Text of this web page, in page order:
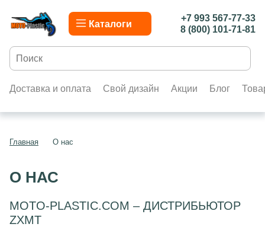
Каталоги
+7 993 567-77-33
8 (800) 101-71-81
Доставка и оплата Свой дизайн Акции Блог
Главная О нас
О НАС
MOTO-PLASTIC.COM – ДИСТРИБЬЮТОР
ZXMT